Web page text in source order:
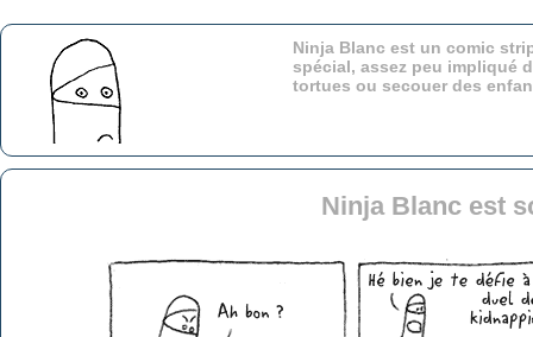
Ninja Blanc est un comic
spécial, assez peu impliqué
tortues ou secouer des
Ninja Blanc est